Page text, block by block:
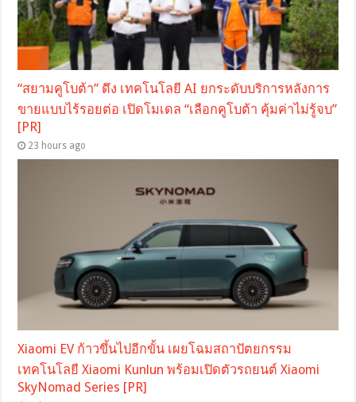
“สยามคูโบต้า” ดึง เทคโนโลยี AI ยกระดับบริการหลังการ
ขายแบบไร้รอยต่อ เปิดโมเดล “เลือกคูโบต้า คุ้มค่าไม่รู้จบ”
[PR]
23 hours ago
Xiaomi EV ก้าวขึ้นไปอีกขั้น เผยโฉมสถาปัตยกรรม
เทคโนโลยี Xiaomi Kunlun พร้อมเปิดตัวรถยนต์ Xiaomi
SkyNomad Series [PR]